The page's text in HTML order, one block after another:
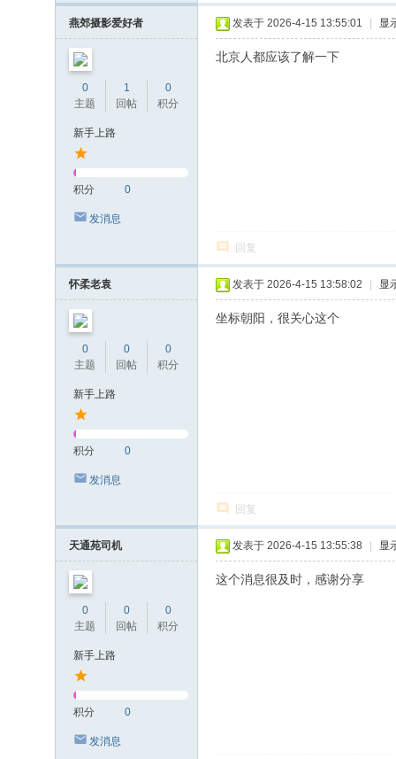
燕郊摄影爱好者
0
主题
1
回帖
0
积分
新手上路
积分 0
发消息
发表于 2026-4-15 13:55:01 显
北京人都应该了解一下
回复
怀柔老袁
0
主题
0
回帖
0
积分
新手上路
积分 0
发消息
发表于 2026-4-15 13:58:02 显
坐标朝阳，很关心这个
回复
天通苑司机
0
主题
0
回帖
0
积分
新手上路
积分 0
发消息
发表于 2026-4-15 13:55:38 显
这个消息很及时，感谢分享